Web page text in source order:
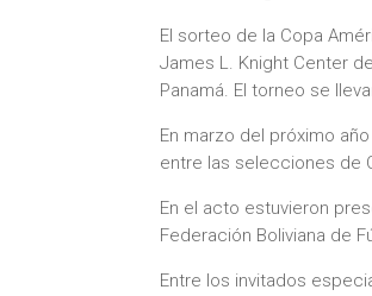
El sorteo de la Copa
James L. Knight Center
Panamá. El torneo se
En marzo del próximo
entre las selecciones de
En el acto estuvieron
Federación Boliviana de
Entre los invitados